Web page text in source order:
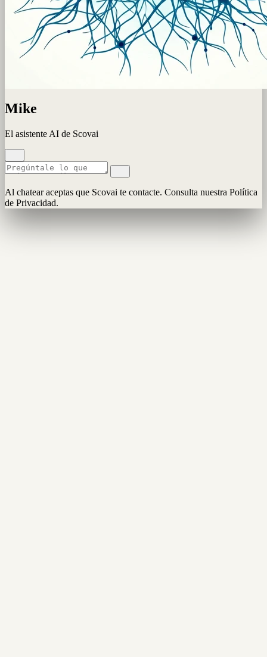
Mike
El asistente AI de Scovai
Al chatear aceptas que Scovai te contacte. Consulta nuestra Política
de Privacidad.